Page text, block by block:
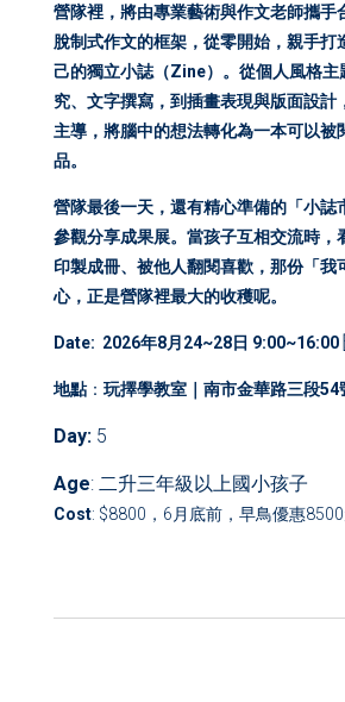
營隊裡，將由專業藝術與作文老師攜手
脫制式作文的框架，從零開始，親手打
己的獨立小誌（Zine）。從個人風格主
究、文字撰寫，到插畫表現與版面設計
主導，將腦中的想法轉化為一本可以被
品。
營隊最後一天，還有精心準備的「小誌
參觀分享成果展。當孩子互相交流時，
印製成冊、被他人翻閱喜歡，那份「我
心，正是營隊裡最大的收穫呢。
Date: 2026年8月24~28日 9:00~16:00
地點： 玩擇學教室｜南市金華路三段54
Day: 5
Age: 二升三年級以上國小孩子
Cost: $8800，6月底前，早鳥優惠